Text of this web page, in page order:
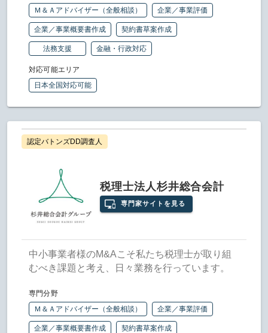
Ｍ＆Ａアドバイザー（全般相談）
企業／事業評価
企業／事業概要書作成 契約書草案作成
法務支援 金融・行政対応
対応可能エリア
日本全国対応可能
認定バトンズDD調査人
税理士法人杉井総合会計
専門家サイトを見る
中小事業者様のM&Aこそ私たち税理士が取り組
むべき課題と考え、日々業務を行っています。
専門分野
Ｍ＆Ａアドバイザー（全般相談）
企業／事業評価
企業／事業概要書作成 契約書草案作成